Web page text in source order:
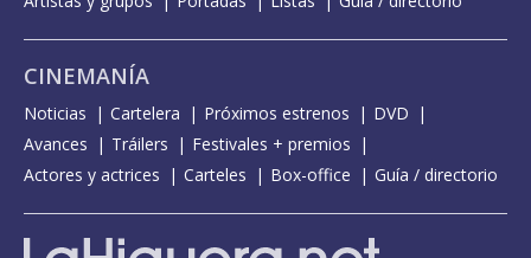
CINEMANÍA
Noticias Cartelera Próximos estrenos
DVD
Avances
Tráilers
Festivales + premios
Actores y actrices
Carteles Box-office Guía / directorio